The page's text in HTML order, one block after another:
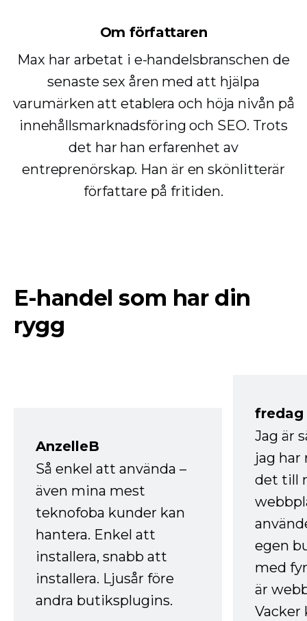
Om författaren
Max har arbetat i e-handelsbranschen de
senaste sex åren med att hjälpa
varumärken att etablera och höja nivån på
innehållsmarknadsföring och SEO. Trots
det har han erfarenhet av
entreprenörskap. Han är en skönlitterär
författare på fritiden.
E-handel som har din
rygg
AnzelleB
Så enkel att använda –
även mina mest
teknofoba kunder kan
hantera. Enkel att
installera, snabb att
installera. Ljusår före
andra butiksplugins.
fredag
Jag är
jag
det till
egen
med
är
Vacker